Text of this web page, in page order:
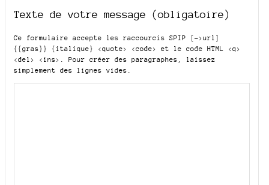
Texte de votre message (obligatoire)
Ce formulaire accepte les raccourcis SPIP
[->url]
{{gras}} {italique} <quote> <code>
et le code HTML <q>
<del> <ins>
. Pour créer des paragraphes, laissez
simplement des lignes vides.